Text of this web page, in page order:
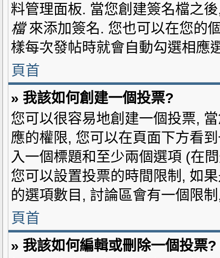
料管理面板. 當您創建簽名檔之
檔來添加簽名. 您也可以在您的
樣每次發帖時就會自動勾選相應
頁首
» 我該如何創建一個投票?
您可以很容易地創建一個投票,
應的權限, 您可以在頁面下方看
入一個標題和至少兩個選項 (在
您可以設置投票的時間限制, 如
的選項數目, 討論區會有一個限
頁首
» 我該如何編輯或刪除一個投票?